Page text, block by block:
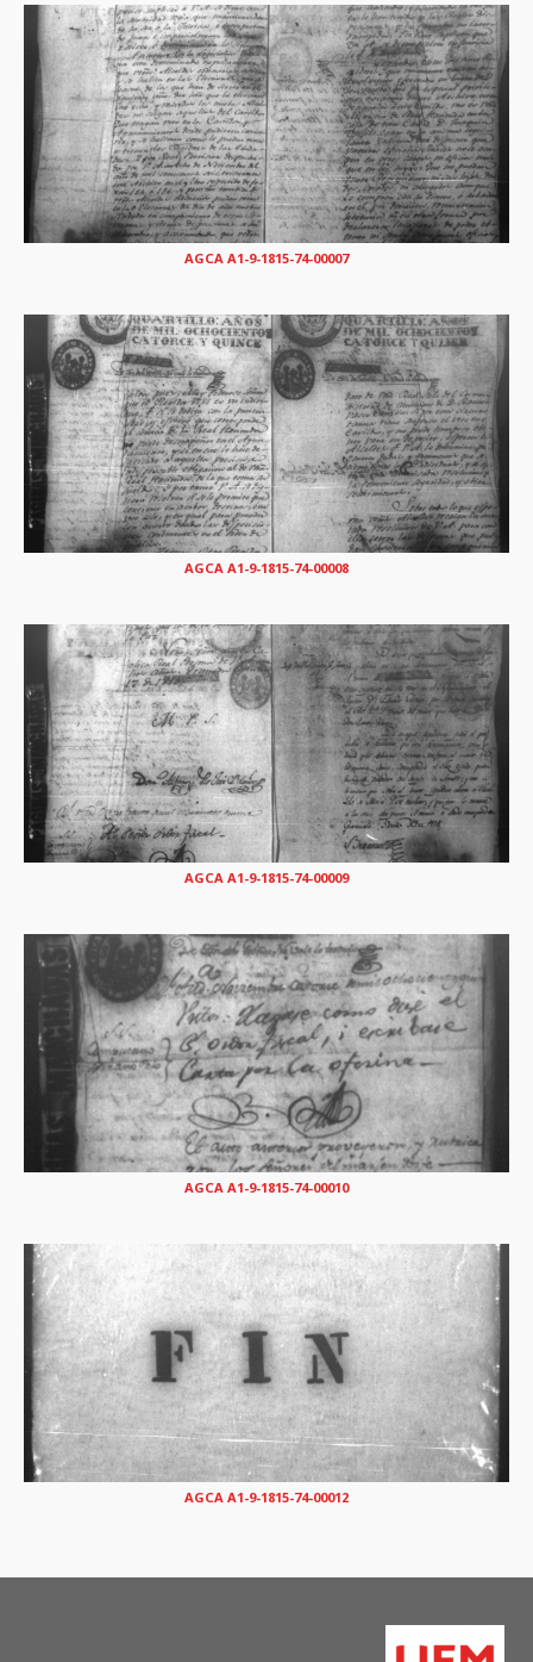
AGCA A1-9-1815-74-00007
AGCA A1-9-1815-74-00008
AGCA A1-9-1815-74-00009
AGCA A1-9-1815-74-00010
AGCA A1-9-1815-74-00012